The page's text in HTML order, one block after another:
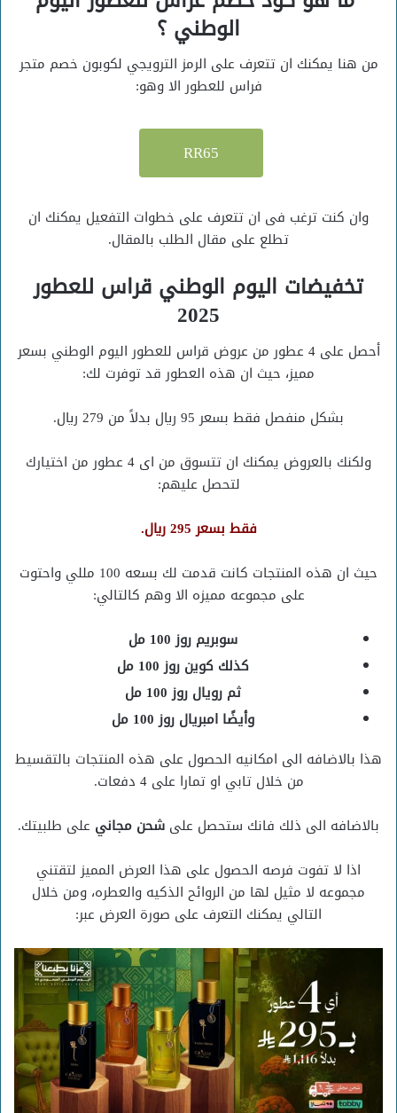
الوطني ؟
من هنا يمكنك ان تتعرف على الرمز الترويجي لكوبون خصم متجر
فراس للعطور الا وهو:
RR65
وان كنت ترغب فى ان تتعرف على خطوات التفعيل يمكنك ان
تطلع على مقال الطلب بالمقال.
تخفيضات اليوم الوطني قراس للعطور
2025
أحصل على 4 عطور من عروض قراس للعطور اليوم الوطني بسعر
مميز، حيث ان هذه العطور قد توفرت لك:
بشكل منفصل فقط بسعر 95 ريال بدلاً من 279 ريال.
ولكنك بالعروض يمكنك ان تتسوق من اى 4 عطور من اختيارك
لتحصل عليهم:
فقط بسعر 295 ريال.
حيث ان هذه المنتجات كانت قدمت لك بسعه 100 مللي واحتوت
على مجموعه مميزه الا وهم كالتالي:
سوبريم روز 100 مل
كذلك كوين روز 100 مل
ثم رويال روز 100 مل
وأيضًا امبريال روز 100 مل
هذا بالاضافه الى امكانيه الحصول على هذه المنتجات بالتقسيط
من خلال تابي او تمارا على 4 دفعات.
بالاضافه الى ذلك فانك ستحصل على شحن مجاني على طلبيتك.
اذا لا تفوت فرصه الحصول على هذا العرض المميز لتقتني
مجموعه لا مثيل لها من الروائح الذكيه والعطره، ومن خلال
التالي يمكنك التعرف على صورة العرض عبر: